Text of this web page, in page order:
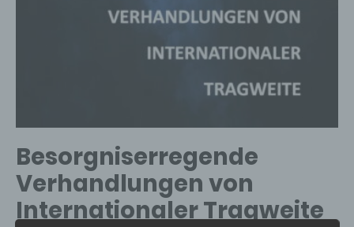
Treaty
Pandemic
Response:
An
Initial
Analysis
and
Besorgniserregende
Verhandlungen von
Internationaler Tragweite